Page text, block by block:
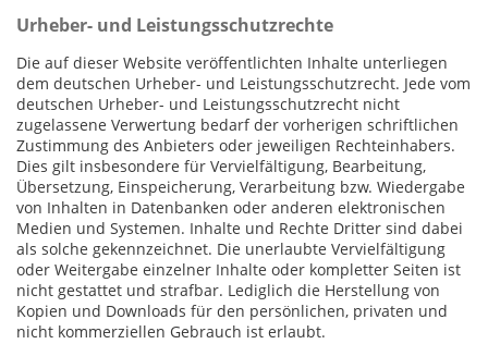
Urheber- und Leistungsschutzrechte
Die auf dieser Website veröffentlichten Inhalte unterliegen
dem deutschen Urheber- und Leistungsschutzrecht. Jede vom
deutschen Urheber- und Leistungsschutzrecht nicht
zugelassene Verwertung bedarf der vorherigen schriftlichen
Zustimmung des Anbieters oder jeweiligen Rechteinhabers.
Dies gilt insbesondere für Vervielfältigung, Bearbeitung,
Übersetzung, Einspeicherung, Verarbeitung bzw. Wiedergabe
von Inhalten in Datenbanken oder anderen elektronischen
Medien und Systemen. Inhalte und Rechte Dritter sind dabei
als solche gekennzeichnet. Die unerlaubte Vervielfältigung
oder Weitergabe einzelner Inhalte oder kompletter Seiten ist
nicht gestattet und strafbar. Lediglich die Herstellung von
Kopien und Downloads für den persönlichen, privaten und
nicht kommerziellen Gebrauch ist erlaubt.